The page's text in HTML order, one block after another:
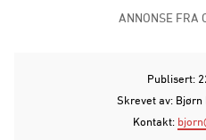
ANNONSE FRA
Publisert:
Skrevet av: Bjørn
Kontakt: